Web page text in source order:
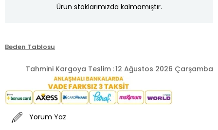
Ürün stoklarımızda kalmamıştır.
Beden Tablosu
Tahmini Kargoya Teslim :12 Ağustos 2026 Çarşamba
Yorum Yaz